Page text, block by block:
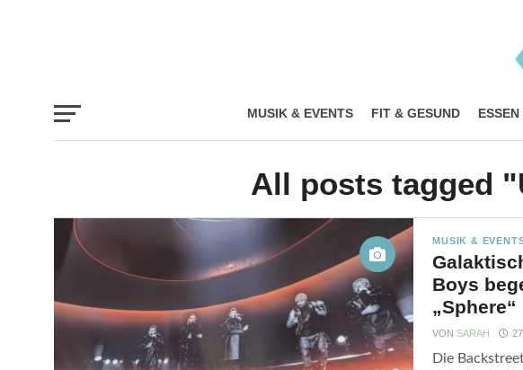
MUSIK & EVENTS FIT & GESUND
All posts tagged
MUSIK &
Boys
„Sphere“
VONSARAH
Die